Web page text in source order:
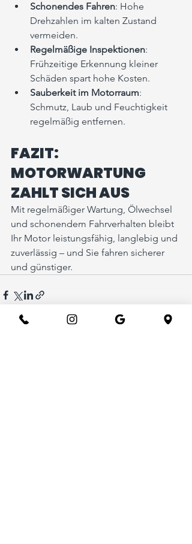
Schonendes Fahren: Hohe
Drehzahlen im kalten Zustand
vermeiden.
Regelmäßige Inspektionen:
Frühzeitige Erkennung kleiner
Schäden spart hohe Kosten.
Sauberkeit im Motorraum:
Schmutz, Laub und Feuchtigkeit
regelmäßig entfernen.
FAZIT:
MOTORWARTUNG
ZAHLT SICH AUS
Mit regelmäßiger Wartung, Ölwechsel
und schonendem Fahrverhalten bleibt
Ihr Motor leistungsfähig, langlebig und
zuverlässig – und Sie fahren sicherer
und günstiger.